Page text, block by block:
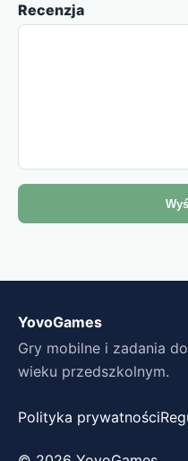
Recenzja
YovoGames
Gry mobilne i zadania
wieku przedszkolnym.
Polityka prywatności